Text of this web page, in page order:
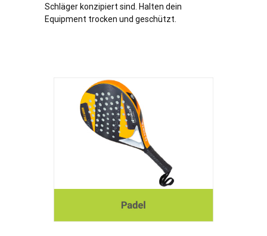
Schläger konzipiert sind. Halten dein
Equipment trocken und geschützt.